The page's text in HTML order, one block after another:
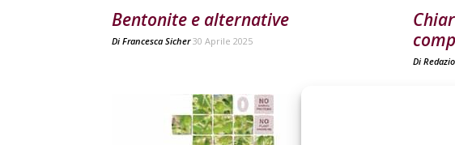
Bentonite e alternative
Di Francesca Sicher 30 Aprile 2025
Di